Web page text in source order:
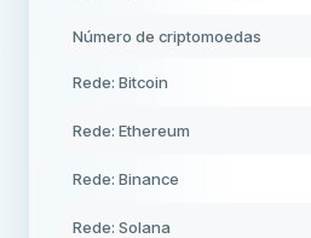
Número de criptomoedas
Rede: Bitcoin
Rede: Ethereum
Rede: Binance
Rede: Solana